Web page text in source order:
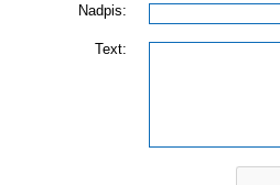
Nadpis:
Text: